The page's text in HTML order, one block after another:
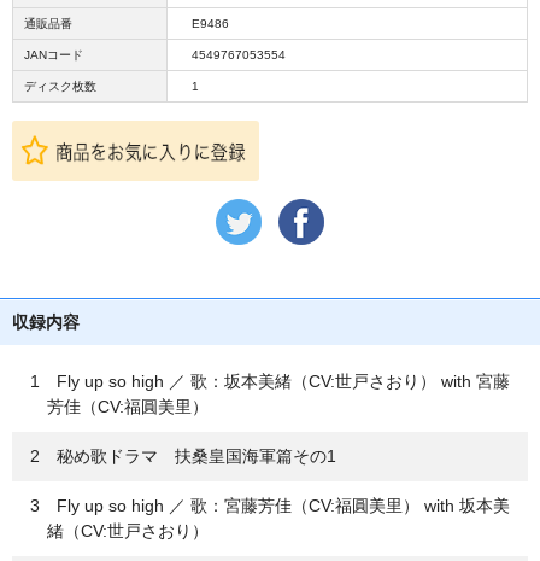
通販品番 E9486
JANコード 4549767053554
ディスク枚数 1
収録内容
1 Fly up so high ／ 歌：坂本美緒（CV:世戸さおり） with 宮藤
芳佳（CV:福圓美里）
2 秘め歌ドラマ 扶桑皇国海軍篇その1
3 Fly up so high ／ 歌：宮藤芳佳（CV:福圓美里） with 坂本美
緒（CV:世戸さおり）